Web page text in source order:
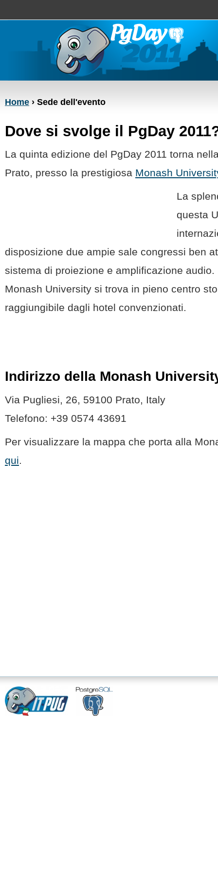
Home › Sede dell'evento
Dove si svolge il PgDay
La quinta edizione del PgDay 2011 torna
Prato, presso la prestigiosa Monash
La
questa
disposizione due ampie sale congressi ben
sistema di proiezione e amplificazione
Monash University si trova in pieno centro
raggiungibile dagli hotel convenzionati.
Indirizzo della Monash
Via Pugliesi, 26, 59100 Prato, Italy
Telefono: +39 0574 43691
Per visualizzare la mappa che porta alla
qui.